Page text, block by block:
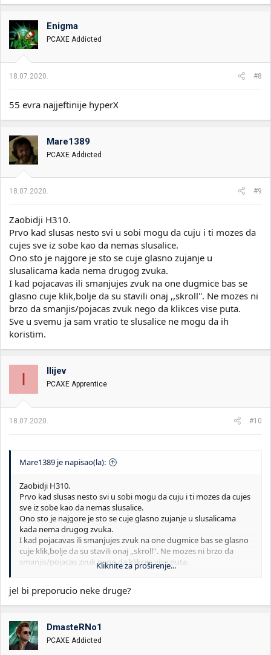
Enigma
PCAXE Addicted
18.07.2020. #8
55 evra najjeftinije hyperX
Mare1389
PCAXE Addicted
18.07.2020. #9
Zaobidji H310.
Prvo kad slusas nesto svi u sobi mogu da cuju i ti mozes da
cujes sve iz sobe kao da nemas slusalice.
Ono sto je najgore je sto se cuje glasno zujanje u
slusalicama kada nema drugog zvuka.
I kad pojacavas ili smanjujes zvuk na one dugmice bas se
glasno cuje klik,bolje da su stavili onaj ,,skroll''. Ne mozes ni
brzo da smanjis/pojacas zvuk nego da klikces vise puta.
Sve u svemu ja sam vratio te slusalice ne mogu da ih
koristim.
I Ilijev
PCAXE Apprentice
18.07.2020. #10
Mare1389 je napisao(la):
Zaobidji H310.
Prvo kad slusas nesto svi u sobi mogu da cuju i ti mozes da cujes
sve iz sobe kao da nemas slusalice.
Ono sto je najgore je sto se cuje glasno zujanje u slusalicama
kada nema drugog zvuka.
I kad pojacavas ili smanjujes zvuk na one dugmice bas se glasno
cuje klik,bolje da su stavili onaj ,,skroll''. Ne mozes ni brzo da
smanjis/pojacas zvuk nego da klikces vise puta.
Sve u svemu ja sam vratio te slusalice ne mogu da ih koristim.
Kliknite za proširenje...
jel bi preporucio neke druge?
DmasteRNo1
PCAXE Addicted